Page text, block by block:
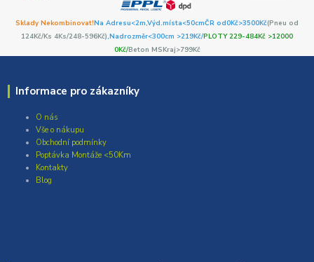
Sklady Nekombinovat!Na Adresu<2m,Výd.místa<50cmČR od0Kč>3500Kč(Pneu od
124Kč/Ks 4Ks/248-596Kč),Nadrozměr<300cm >219Kč/PLOTY 229-484Kč >12000
0Kč/Beton MSKraj>799Kč
Informace pro zákazníky
O nás
Vše o nákupu
Obchodní podmínky
Poptávka Montáže <50Km
Kontakty
Blog